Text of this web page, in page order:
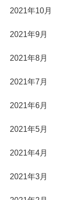
2021年10月
2021年9月
2021年8月
2021年7月
2021年6月
2021年5月
2021年4月
2021年3月